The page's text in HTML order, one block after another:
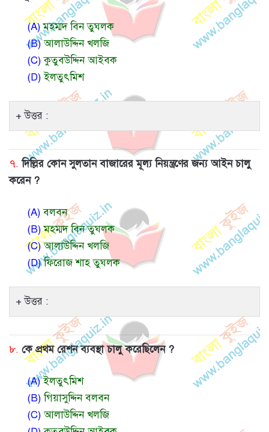
(A)মহম্মদ বিন তুঘলক
(B)আলাউদ্দিন খলজি
(C)কুতুবউদ্দিন আইবক
(D)ইলতুৎমিশ
উত্তর :
৭. দিল্লির কোন সুলতান বাজারের মূল্য নিয়ন্ত্রণের জন্য আইন চালু
করেন ?
(A)বলবন
(B)মহম্মদ বিন তুঘলক
(C)আলাউদ্দিন খলজি
(D)ফিরোজ শাহ তুঘলক
উত্তর :
৮. কে প্রথম রেশন ব্যবস্থা চালু করেছিলেন ?
(A)ইলতুৎমিশ
(B)গিয়াসুদ্দিন বলবন
(C)আলাউদ্দিন খলজি